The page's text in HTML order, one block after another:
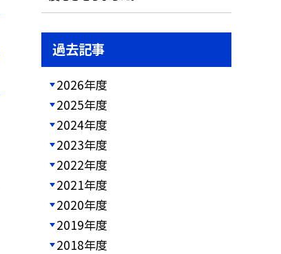
過去記事
2026年度
2025年度
2024年度
2023年度
2022年度
2021年度
2020年度
2019年度
2018年度